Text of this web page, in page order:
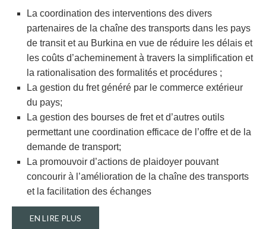
La coordination des interventions des divers
partenaires de la chaîne des transports dans les pays
de transit et au Burkina en vue de réduire les délais et
les coûts d’acheminement à travers la simplification et
la rationalisation des formalités et procédures ;
La gestion du fret généré par le commerce extérieur
du pays;
La gestion des bourses de fret et d’autres outils
permettant une coordination efficace de l’offre et de la
demande de transport;
La promouvoir d’actions de plaidoyer pouvant
concourir à l’amélioration de la chaîne des transports
et la facilitation des échanges
EN LIRE PLUS